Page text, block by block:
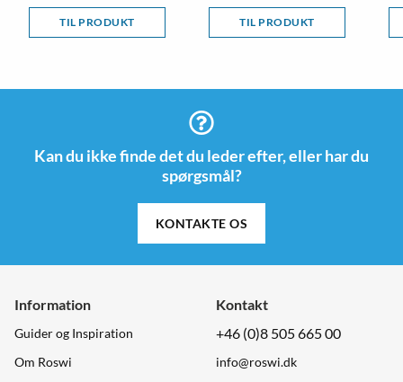
TIL PRODUKT TIL PRODUKT
Kan du ikke finde det du leder efter, eller har du
spørgsmål?
KONTAKTE OS
Information
Guider og Inspiration
Om Roswi
Kontakt
+46 (0)8 505 665 00
info@roswi.dk